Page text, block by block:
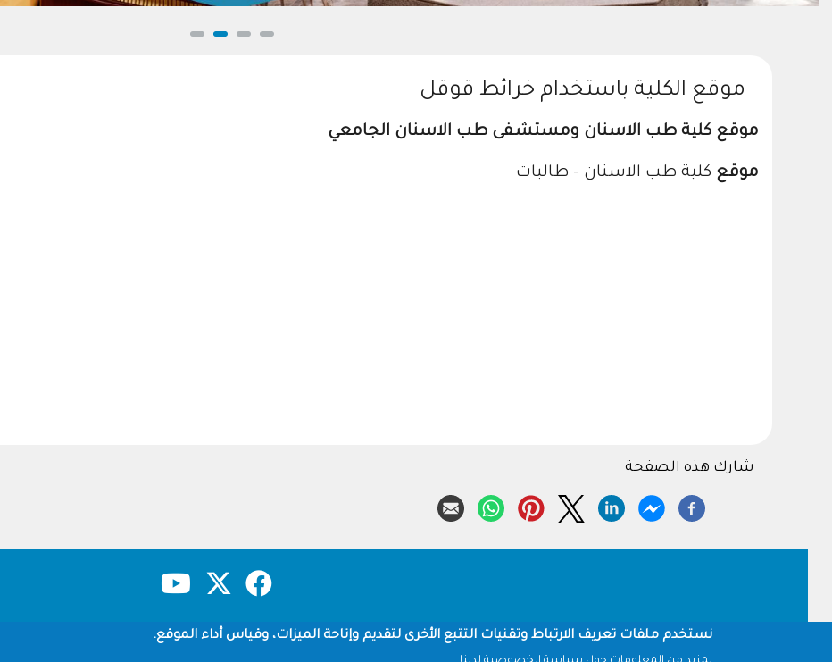
موقع الكلية باستخدام خرائط قوقل
موقع كلية طب الاسنان ومستشفى طب الاسنان الجامعي
موقع كلية طب الاسنان - طالبات
شارك هذه الصفحة
Footer حقوق النشر سياسة الخصوصية
شروط الاستخدامنستخدم ملفات تعريف الارتباط وتقنيات التتبع الأخرى لتقديم وإتاحة الميزات، وقياس أداء الموقع.